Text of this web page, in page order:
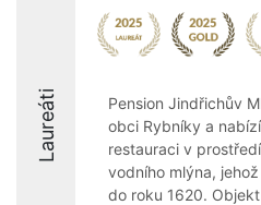
Laureáti
Pension Jindřichův
obci Rybníky a
restauraci v
vodního mlýna,
do roku 1620.